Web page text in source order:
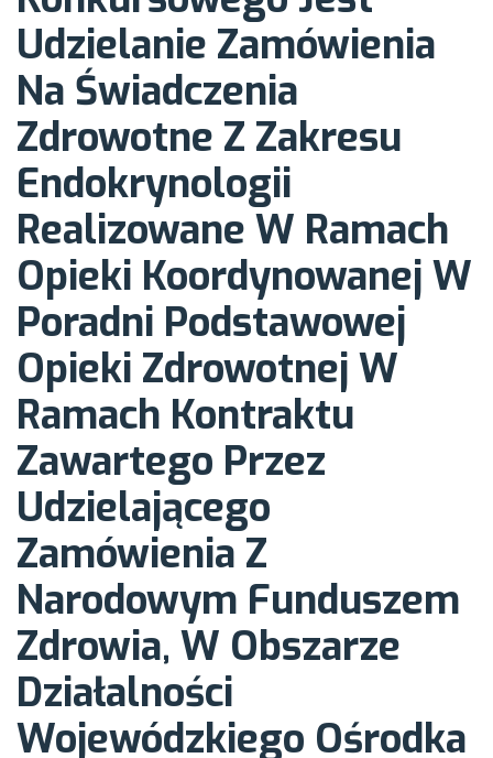
Ośrodka
Medycyny Pracy
Centrum
Profilaktyczno
Leczniczego w
Łodzi polegającej
na:
przeprowadzaniu
konsultacji lekarz
Udzielanie Zamówienia
Na Świadczenia
Zdrowotne Z Zakresu
Endokrynologii
Realizowane W Ramach
Opieki Koordynowanej W
Poradni Podstawowej
Opieki Zdrowotnej W
Ramach Kontraktu
Zawartego Przez
Udzielającego
Zamówienia Z
Narodowym Funduszem
Zdrowia, W Obszarze
Działalności
Wojewódzkiego Ośrodka